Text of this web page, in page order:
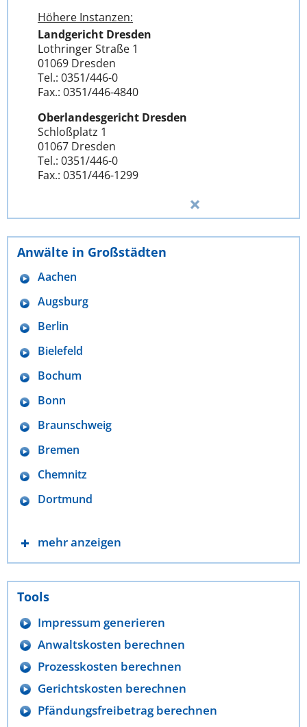
Höhere Instanzen:
Landgericht Dresden
Lothringer Straße 1
01069 Dresden
Tel.: 0351/446-0
Fax.: 0351/446-4840
Oberlandesgericht Dresden
Schloßplatz 1
01067 Dresden
Tel.: 0351/446-0
Fax.: 0351/446-1299
Anwälte in Großstädten
Aachen
Augsburg
Berlin
Bielefeld
Bochum
Bonn
Braunschweig
Bremen
Chemnitz
Dortmund
mehr anzeigen
Tools
Impressum generieren
Anwaltskosten berechnen
Prozesskosten berechnen
Gerichtskosten berechnen
Pfändungsfreibetrag berechnen